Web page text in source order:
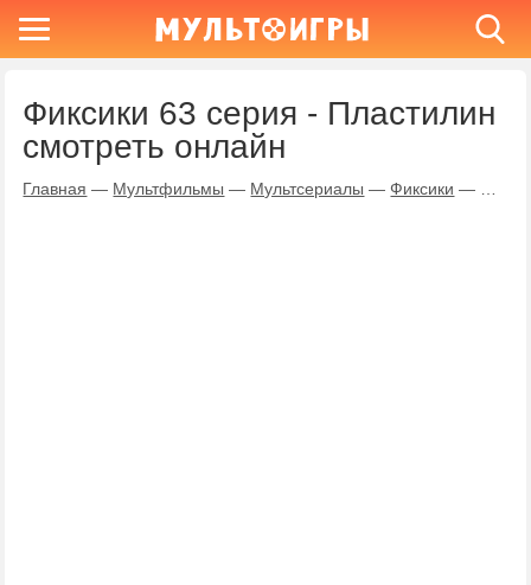
Фиксики 63 серия - Пластилин
смотреть онлайн
Главная — Мультфильмы — Мультсериалы — Фиксики —